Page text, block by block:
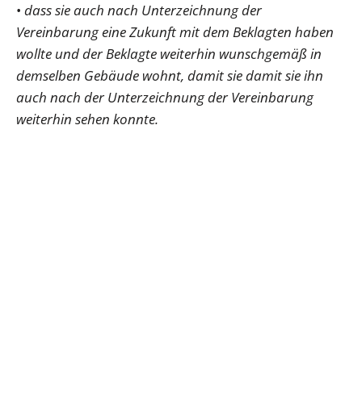
• dass sie auch nach Unterzeichnung der
Vereinbarung eine Zukunft mit dem Beklagten haben
wollte und der Beklagte weiterhin wunschgemäß in
demselben Gebäude wohnt, damit sie damit sie ihn
auch nach der Unterzeichnung der Vereinbarung
weiterhin sehen konnte.